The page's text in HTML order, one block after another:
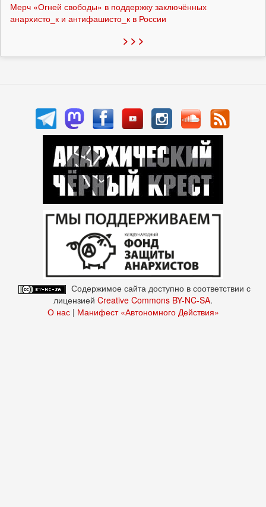
Мерч «Огней свободы» в поддержку заключённых
анархисто_к и антифашисто_к в России
> > >
Содержимое сайта доступно в соответствии с
лицензией Creative Commons BY-NC-SA.
О нас| Манифест «Автономного Действия»